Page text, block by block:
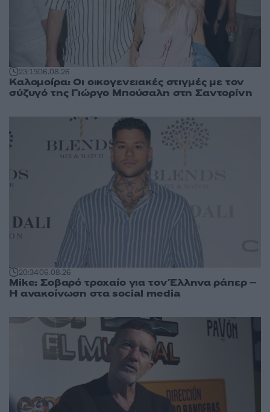
23:1506.08.26
Καλομοίρα: Οι οικογενειακές στιγμές με τον
σύζυγό της Γιώργο Μπούσαλη στη Σαντορίνη
20:3406.08.26
Mike: Σοβαρό τροχαίο για τον Έλληνα ράπερ –
Η ανακοίνωση στα social media